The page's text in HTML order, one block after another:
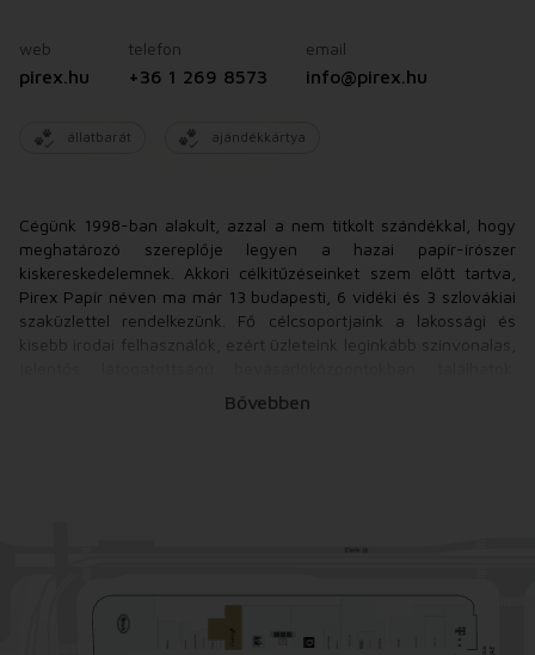
web
pirex.hu
telefon
+36 1 269 8573
email
info@pirex.hu
állatbarát ajándékkártya
Cégünk 1998-ban alakult, azzal a nem titkolt szándékkal, hogy
meghatározó szereplője legyen a hazai papír-írószer
kiskereskedelemnek. Akkori célkitűzéseinket szem előtt tartva,
Pirex Papír néven ma már 13 budapesti, 6 vidéki és 3 szlovákiai
szaküzlettel rendelkezünk. Fő célcsoportjaink a lakossági és
kisebb irodai felhasználók, ezért üzleteink leginkább színvonalas,
Forgalmazzuk a papír-írószer teljes választékát, nagy hangsúlyt
fektetve a minőségi termékekre az iskolától az irodáig, minden
Bővebben